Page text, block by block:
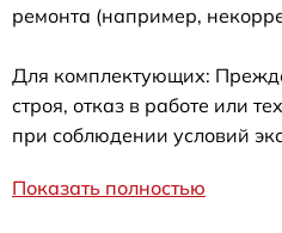
ремонта (например,
Для комплектующих:
строя, отказ в работе или
при соблюдении условий
Показать полностью